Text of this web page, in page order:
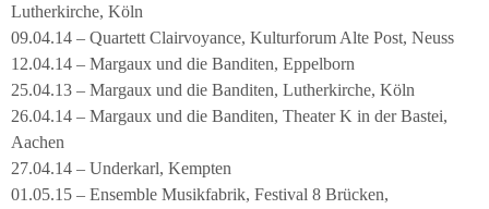
Lutherkirche, Köln
09.04.14 – Quartett Clairvoyance, Kulturforum Alte Post, Neuss
12.04.14 – Margaux und die Banditen, Eppelborn
25.04.13 – Margaux und die Banditen, Lutherkirche, Köln
26.04.14 – Margaux und die Banditen, Theater K in der Bastei,
Aachen
27.04.14 – Underkarl, Kempten
01.05.15 – Ensemble Musikfabrik, Festival 8 Brücken,